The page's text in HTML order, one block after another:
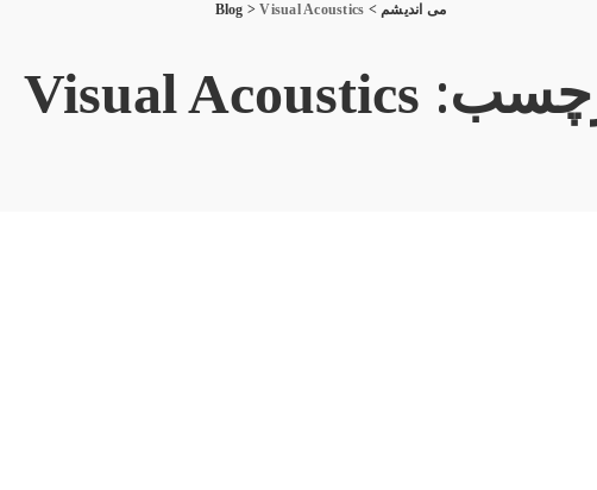
می اندیشم >
Blog >Visual Acoustics
Visual Acoustics